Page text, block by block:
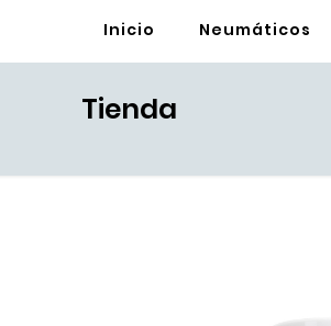
Inicio Neumáticos
Tienda